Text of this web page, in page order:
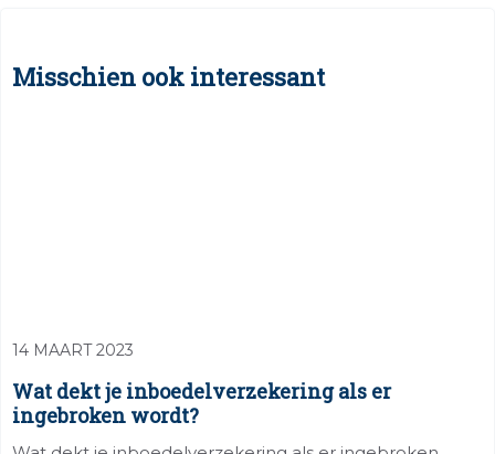
Misschien ook interessant
14 MAART 2023
Wat dekt je inboedelverzekering als er
ingebroken wordt?